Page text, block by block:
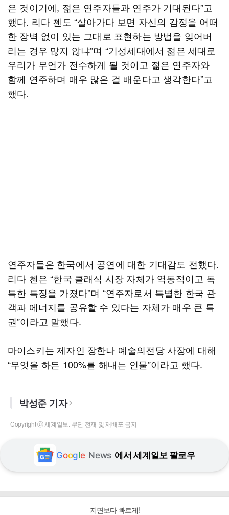
은 것이기에, 젊은 연주자들과 연주가 기대된다”고
했다. 리다 첸도 “살아가다 보면 자신의 감정을 어떠
한 장벽 없이 있는 그대로 표현하는 방법을 잊어버
리는 경우 많지 않냐”며 “기성세대에서 젊은 세대로
우리가 무언가 전수하게 될 것이고 젊은 연주자와
함께 연주하며 매우 많은 걸 배운다고 생각한다”고
했다.
연주자들은 한국에서 공연에 대한 기대감도 전했다.
리다 첸은 “한국 클래식 시장 자체가 역동적이고 독
특한 특징을 가졌다”며 “연주자로서 특별한 한국 관
객과 에너지를 공유할 수 있다는 자체가 매우 큰 특
권”이라고 말했다.
마이스키는 제자인 장한나 예술의전당 사장에 대해
“무엇을 하든 100%를 해내는 인물”이라고 했다.
박성준 기자
Copyright ⓒ 세계일보. 무단 전재 및 재배포 금지
Google News 에서 세계일보 팔로우
지면보다 빠르게!